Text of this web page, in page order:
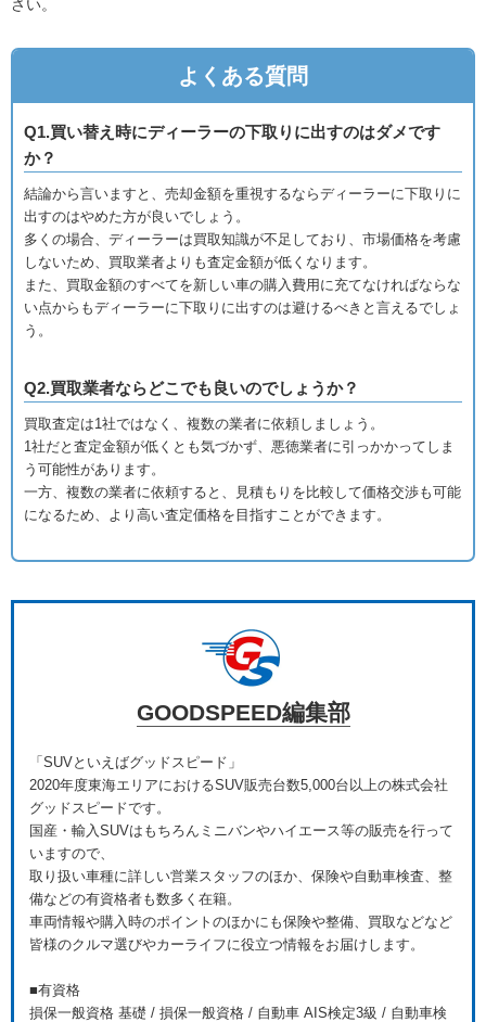
さい。
よくある質問
Q1.買い替え時にディーラーの下取りに出すのはダメです
か？
結論から言いますと、売却金額を重視するならディーラーに下取りに
出すのはやめた方が良いでしょう。
多くの場合、ディーラーは買取知識が不足しており、市場価格を考慮
しないため、買取業者よりも査定金額が低くなります。
また、買取金額のすべてを新しい車の購入費用に充てなければならな
い点からもディーラーに下取りに出すのは避けるべきと言えるでしょ
う。
Q2.買取業者ならどこでも良いのでしょうか？
買取査定は1社ではなく、複数の業者に依頼しましょう。
1社だと査定金額が低くとも気づかず、悪徳業者に引っかかってしま
う可能性があります。
一方、複数の業者に依頼すると、見積もりを比較して価格交渉も可能
になるため、より高い査定価格を目指すことができます。
GOODSPEED編集部
「SUVといえばグッドスピード」
2020年度東海エリアにおけるSUV販売台数5,000台以上の株式会社
グッドスピードです。
国産・輸入SUVはもちろんミニバンやハイエース等の販売を行って
いますので、
取り扱い車種に詳しい営業スタッフのほか、保険や自動車検査、整
備などの有資格者も数多く在籍。
車両情報や購入時のポイントのほかにも保険や整備、買取などなど
皆様のクルマ選びやカーライフに役立つ情報をお届けします。
■有資格
損保一般資格 基礎 / 損保一般資格 / 自動車 AIS検定3級 / 自動車検